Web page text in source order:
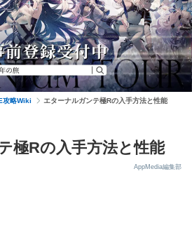
攻略Wiki エターナルガンテ極Rの入手方法と性能
極Rの入手方法と性能
AppMedia編集部